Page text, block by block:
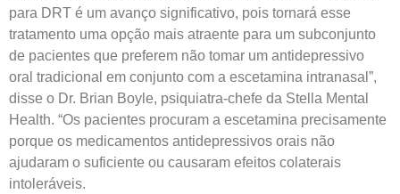
para DRT é um avanço significativo, pois tornará esse
tratamento uma opção mais atraente para um subconjunto
de pacientes que preferem não tomar um antidepressivo
oral tradicional em conjunto com a escetamina intranasal”,
disse o Dr. Brian Boyle, psiquiatra-chefe da Stella Mental
Health. “Os pacientes procuram a escetamina precisamente
porque os medicamentos antidepressivos orais não
ajudaram o suficiente ou causaram efeitos colaterais
intoleráveis.